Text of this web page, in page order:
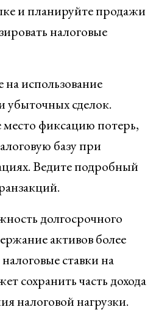
и планируйте продажи
налоговые
использование
убыточных сделок.
фиксацию потерь,
базу при
Ведите подробный
долгосрочного
активов более
ставки на
сохранить часть дохода
налоговой нагрузки.